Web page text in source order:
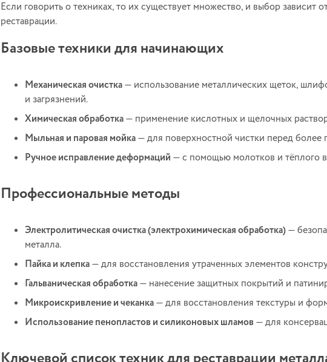
Если говорить о техниках, то их существует множество, и выбор зависит
реставрации.
Базовые техники для начинающих
Механическая очистка— использование металлических щеток,
и загрязнений.
Химическая обработка— применение кислотных и щелочных
Мыльная и паровая мойка— для поверхностной чистки перед более
Ручное исправление деформаций — с помощью молотков и тёплого
Профессиональные методы
Электролитическая очистка (электрохимическая обработка)—
металла.
Пайка и клепка— для восстановления утраченных элементов
Гальваническая обработка— нанесение защитных покрытий и
Микроискривление и чеканка— для восстановления текстуры и
Использование пенопластов и силиконовых шламов— для